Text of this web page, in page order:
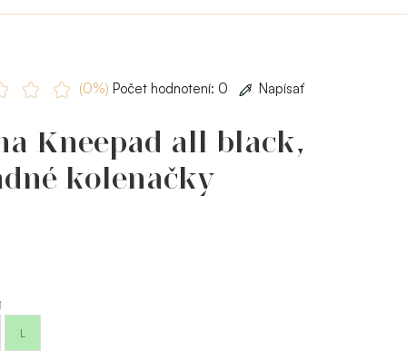
(0%) Počet hodnotení: 0
Napísať
Kneepad all black,
kolenačky
L